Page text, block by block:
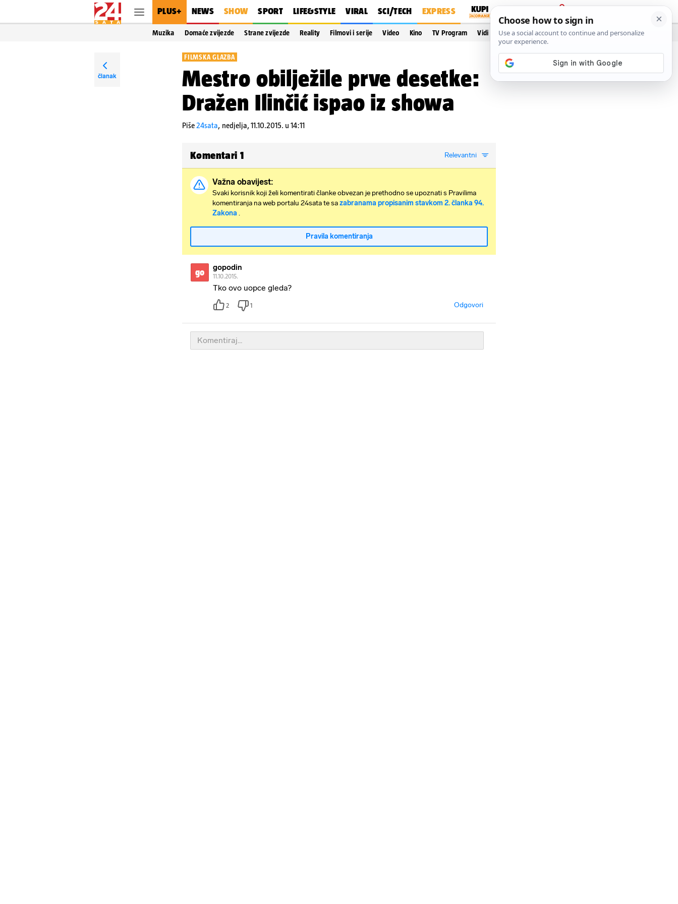
PLUS+ NEWS SHOW SPORT LIFE&STYLE VIRAL SCI/TECH EXPRESS
PRIJAVA
Muzika Domaće zvijezde Strane zvijezde Reality Filmovi i serije Video Kino TV Program Vidi još…
članak
FILMSKA GLAZBA
Mestro obilježile prve desetke:
Dražen Ilinčić ispao iz showa
Piše24sata, nedjelja, 11.10.2015. u 14:11
Komentari 1 Relevantni
Važna obavijest:
Svaki korisnik koji želi komentirati članke obvezan je prethodno se upoznati s Pravilima
komentiranja na web portalu 24sata te sazabranama propisanim stavkom 2. članka 94.
Zakona .
Pravila komentiranja
go gopodin
11.10.2015.
Tko ovo uopce gleda?
2 1 Odgovori